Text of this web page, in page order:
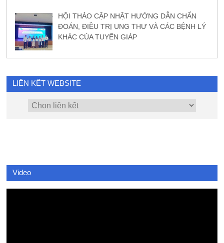
HỘI THẢO CẬP NHẬT HƯỚNG DẪN CHẨN
ĐOÁN, ĐIỀU TRỊ UNG THƯ VÀ CÁC BỆNH LÝ
KHÁC CỦA TUYẾN GIÁP
LIÊN KẾT WEBSITE
Video